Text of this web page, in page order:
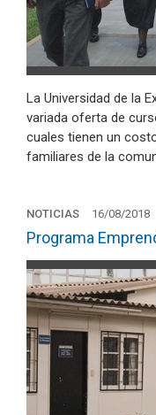
La Universidad de la
variada oferta de
cuales tienen un
familiares de la
NOTICIAS 16/08/2018
Programa